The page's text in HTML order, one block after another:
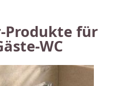
Produkte für
WC